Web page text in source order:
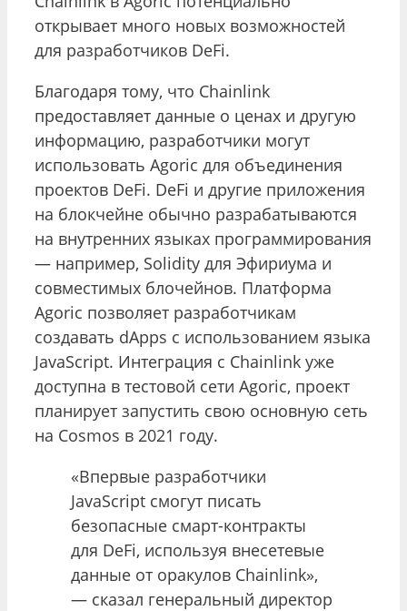
открывает много новых возможностей
для разработчиков DeFi.
Благодаря тому, что Chainlink
предоставляет данные о ценах и другую
информацию, разработчики могут
использовать Agoric для объединения
проектов DeFi. DeFi и другие приложения
на блокчейне обычно разрабатываются
на внутренних языках программирования
— например, Solidity для Эфириума и
совместимых блочейнов. Платформа
Agoric позволяет разработчикам
создавать dApps с использованием языка
JavaScript. Интеграция с Chainlink уже
доступна в тестовой сети Agoric, проект
планирует запустить свою основную сеть
на Cosmos в 2021 году.
«Впервые разработчики
JavaScript смогут писать
безопасные смарт-контракты
для DeFi, используя внесетевые
данные от оракулов Chainlink»,
— сказал генеральный директор